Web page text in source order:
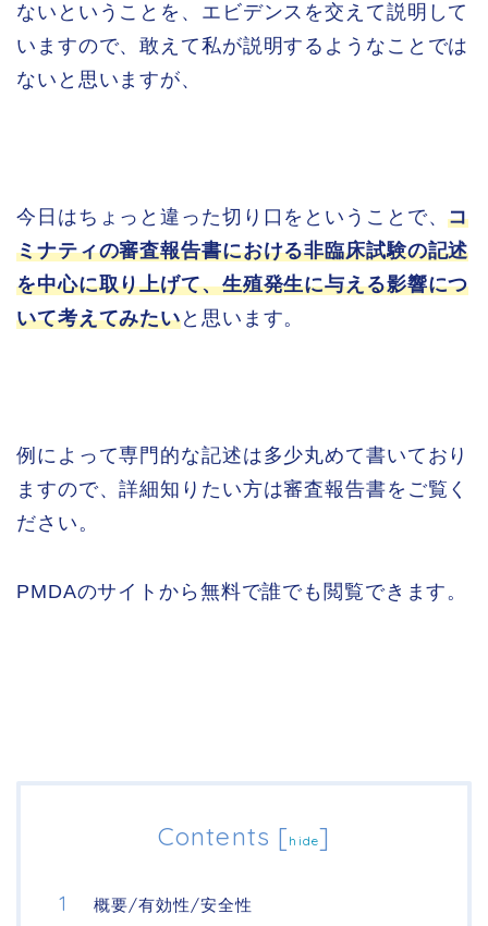
ないということを、エビデンスを交えて説明して
いますので、敢えて私が説明するようなことでは
ないと思いますが、
今日はちょっと違った切り口をということで、コ
ミナティの審査報告書における非臨床試験の記述
を中心に取り上げて、生殖発生に与える影響につ
いて考えてみたいと思います。
例によって専門的な記述は多少丸めて書いており
ますので、詳細知りたい方は審査報告書をご覧く
ださい。
PMDAのサイトから無料で誰でも閲覧できます。
Contents [hide]
概要/有効性/安全性